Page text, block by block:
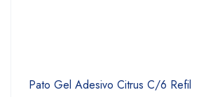
Pato Gel Adesivo Citrus C/6 Refil